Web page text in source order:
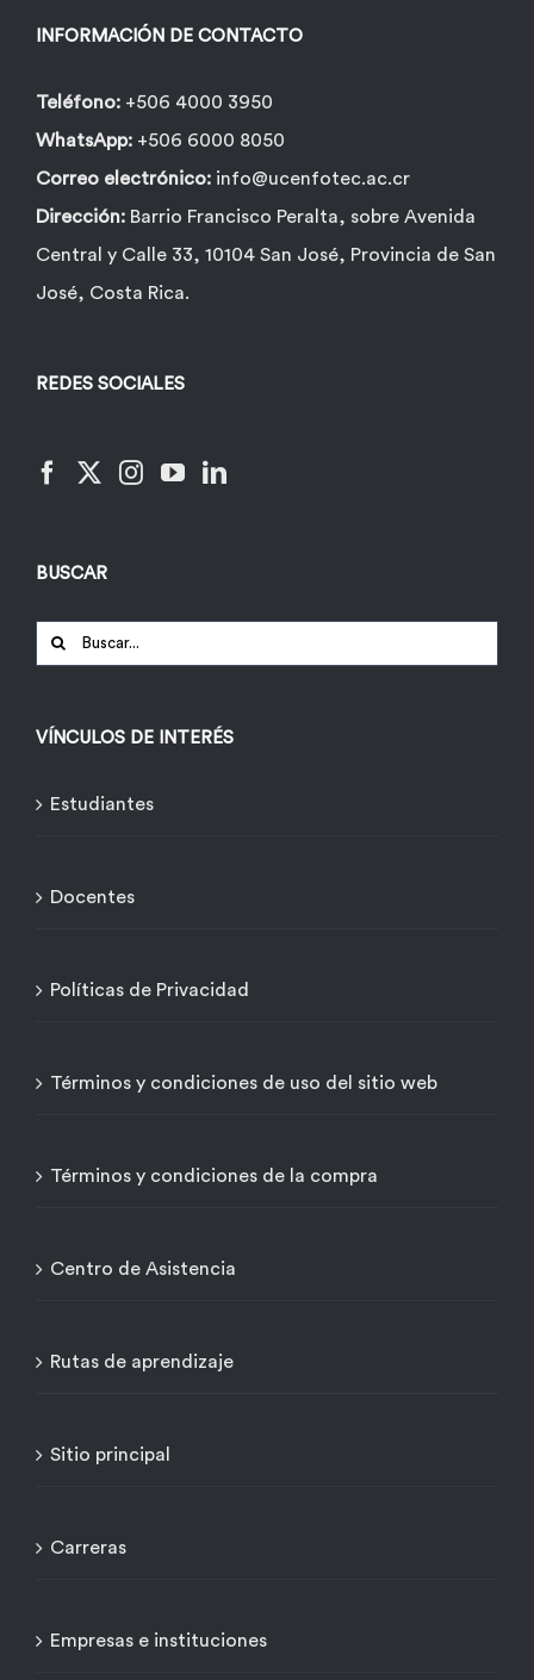
INFORMACIÓN DE CONTACTO
Teléfono: +506 4000 3950
WhatsApp: +506 6000 8050
Correo electrónico: info@ucenfotec.ac.cr
Dirección: Barrio Francisco Peralta, sobre Avenida
Central y Calle 33, 10104 San José, Provincia de San
José, Costa Rica.
REDES SOCIALES
BUSCAR
Buscar:
VÍNCULOS DE INTERÉS
Estudiantes
Docentes
Políticas de Privacidad
Términos y condiciones de uso del sitio web
Términos y condiciones de la compra
Centro de Asistencia
Rutas de aprendizaje
Sitio principal
Carreras
Empresas e instituciones